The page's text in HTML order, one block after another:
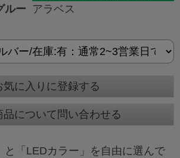
ルー
アラベス
気に入りに登録する
品について問い合わせる
と「LEDカラー」を自由に選んで